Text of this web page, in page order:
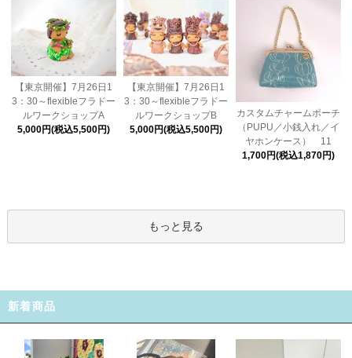
【東京開催】7月26日1
3：30～flexibleフラドー
ルワークショップA
5,000円(税込5,500円)
【東京開催】7月26日1
3：30～flexibleフラドー
ルワークショップB
5,000円(税込5,500円)
カスタムチャームポーチ
（PUPU／小銭入れ／イ
ヤホンケース） 11
1,700円(税込1,870円)
もっと見る
新着商品